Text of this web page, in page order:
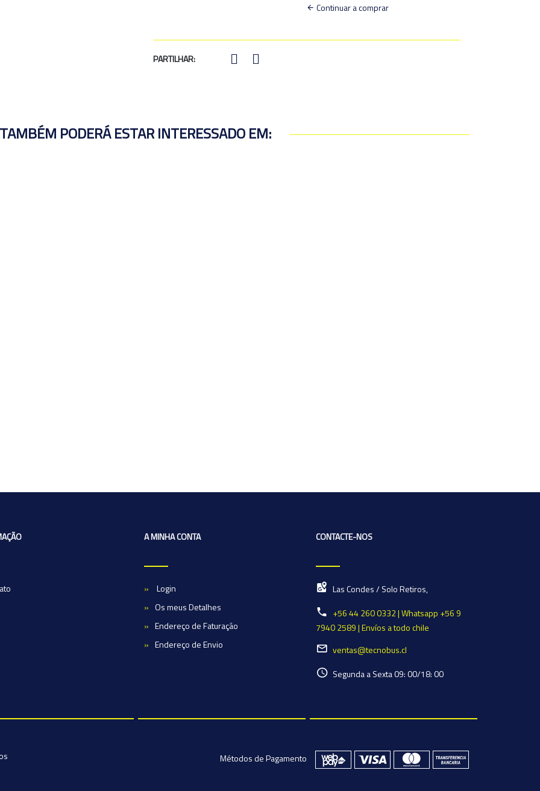
Continuar a comprar
PARTILHAR:
PODERÁ ESTAR INTERESSADO EM:
A MINHA CONTA
Login
Os meus Detalhes
Endereço de Faturação
Endereço de Envio
CONTACTE-NOS
Las Condes / Solo Retiros,
+56 44 260 0332 | Whatsapp +56 9
7940 2589 | Envíos a todo chile
ventas@tecnobus.cl
Segunda a Sexta 09: 00/18: 00
Métodos de Pagamento